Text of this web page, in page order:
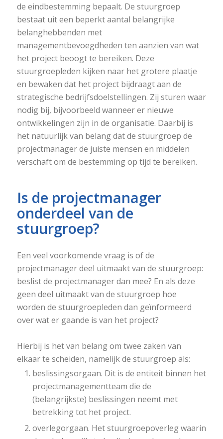
de eindbestemming bepaalt. De stuurgroep
bestaat uit een beperkt aantal belangrijke
belanghebbenden met
managementbevoegdheden ten aanzien van wat
het project beoogt te bereiken. Deze
stuurgroepleden kijken naar het grotere plaatje
en bewaken dat het project bijdraagt aan de
strategische bedrijfsdoelstellingen. Zij sturen waar
nodig bij, bijvoorbeeld wanneer er nieuwe
ontwikkelingen zijn in de organisatie. Daarbij is
het natuurlijk van belang dat de stuurgroep de
projectmanager de juiste mensen en middelen
verschaft om de bestemming op tijd te bereiken.
Is de projectmanager
onderdeel van de
stuurgroep?
Een veel voorkomende vraag is of de
projectmanager deel uitmaakt van de stuurgroep:
beslist de projectmanager dan mee? En als deze
geen deel uitmaakt van de stuurgroep hoe
worden de stuurgroepleden dan geïnformeerd
over wat er gaande is van het project?
Hierbij is het van belang om twee zaken van
elkaar te scheiden, namelijk de stuurgroep als:
beslissingsorgaan. Dit is de entiteit binnen het
projectmanagementteam die de
(belangrijkste) beslissingen neemt met
betrekking tot het project.
overlegorgaan. Het stuurgroepoverleg waarin